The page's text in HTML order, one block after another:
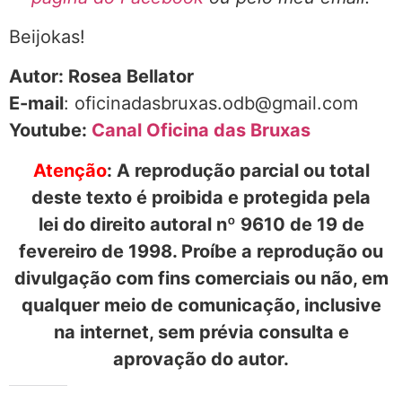
Beijokas!
Autor: Rosea Bellator
E-mail: oficinadasbruxas.odb@gmail.com
Youtube: Canal Oficina das Bruxas
Atenção: A reprodução parcial ou total
deste texto é proibida e protegida pela
lei do direito autoral nº 9610 de 19 de
fevereiro de 1998. Proíbe a reprodução ou
divulgação com fins comerciais ou não, em
qualquer meio de comunicação, inclusive
na internet, sem prévia consulta e
aprovação do autor.